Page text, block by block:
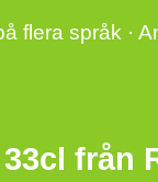
flera språk ·
från